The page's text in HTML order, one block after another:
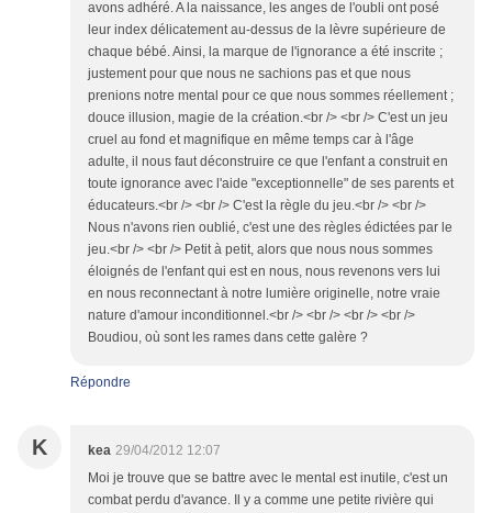
avons adhéré. A la naissance, les anges de l'oubli ont posé
leur index délicatement au-dessus de la lèvre supérieure de
chaque bébé. Ainsi, la marque de l'ignorance a été inscrite ;
justement pour que nous ne sachions pas et que nous
prenions notre mental pour ce que nous sommes réellement ;
douce illusion, magie de la création.<br /> <br /> C'est un jeu
cruel au fond et magnifique en même temps car à l'âge
adulte, il nous faut déconstruire ce que l'enfant a construit en
toute ignorance avec l'aide "exceptionnelle" de ses parents et
éducateurs.<br /> <br /> C'est la règle du jeu.<br /> <br />
Nous n'avons rien oublié, c'est une des règles édictées par le
jeu.<br /> <br /> Petit à petit, alors que nous nous sommes
éloignés de l'enfant qui est en nous, nous revenons vers lui
en nous reconnectant à notre lumière originelle, notre vraie
nature d'amour inconditionnel.<br /> <br /> <br /> <br />
Boudiou, où sont les rames dans cette galère ?
Répondre
K kea 29/04/2012 12:07
Moi je trouve que se battre avec le mental est inutile, c'est un
combat perdu d'avance. Il y a comme une petite rivière qui